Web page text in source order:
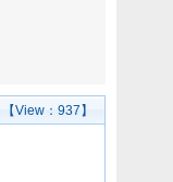
【View： 937】